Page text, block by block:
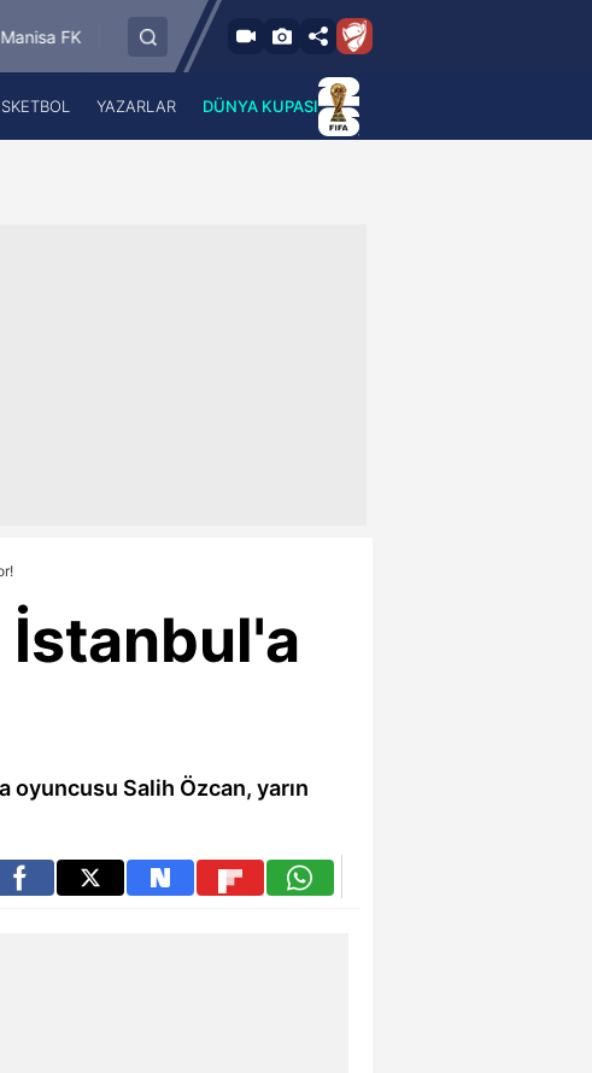
Bandırmaspor
8.8.2026 - Cum
17:00
İstanbulspor
A Haber Radyo
YAZARLAR DÜNYA KUPASI
oyuncusu Salih Özcan, yarın